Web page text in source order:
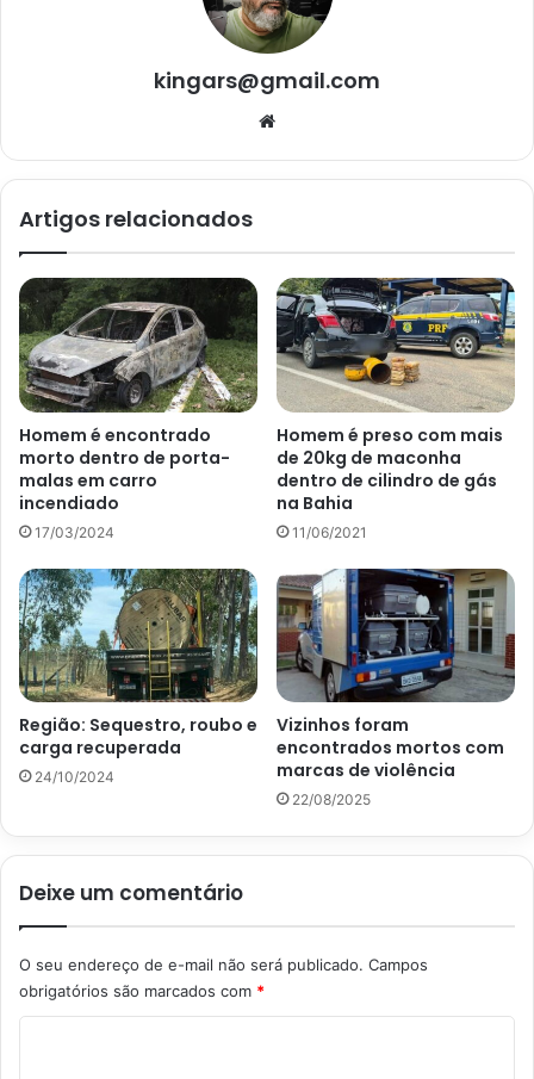
kingars@gmail.com
Artigos relacionados
Homem é encontrado
morto dentro de porta-
malas em carro
incendiado
17/03/2024
Homem é preso com mais
de 20kg de maconha
dentro de cilindro de gás
na Bahia
11/06/2021
Região: Sequestro, roubo e
carga recuperada
24/10/2024
Vizinhos foram
encontrados mortos com
marcas de violência
22/08/2025
Deixe um comentário
O seu endereço de e-mail não será publicado. Campos
obrigatórios são marcados com *